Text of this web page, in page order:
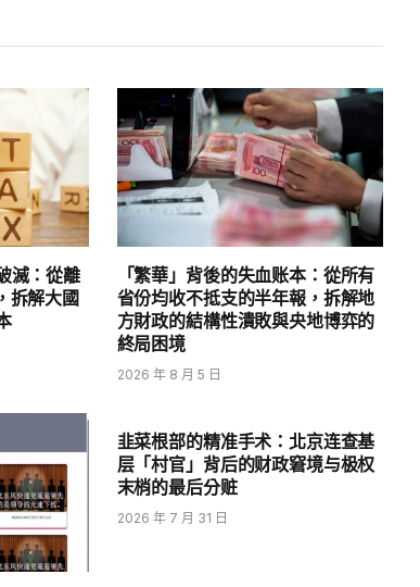
滅：從離
拆解大國
「繁華」背後的失血账本：從所有
省份均收不抵支的半年報，拆解地
方財政的結構性潰敗與央地博弈的
終局困境
2026 年 8 月 5 日
韭菜根部的精准手术：北京连查基
层「村官」背后的财政窘境与极权
末梢的最后分赃
2026 年 7 月 31 日